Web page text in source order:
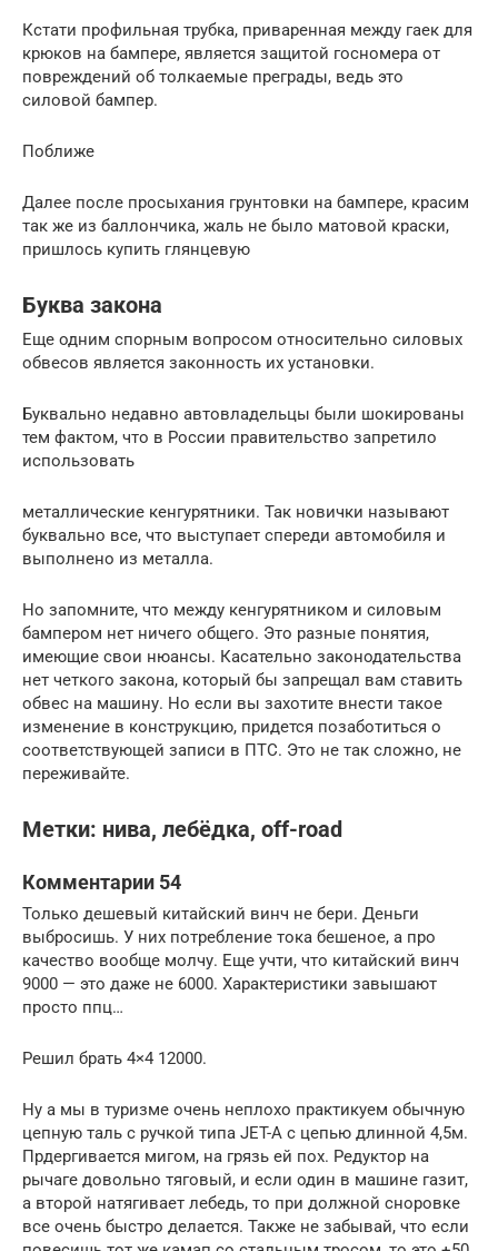
Кстати профильная трубка, приваренная между гаек для
крюков на бампере, является защитой госномера от
повреждений об толкаемые преграды, ведь это
силовой бампер.
Поближе
Далее после просыхания грунтовки на бампере, красим
так же из баллончика, жаль не было матовой краски,
пришлось купить глянцевую
Буква закона
Еще одним спорным вопросом относительно силовых
обвесов является законность их установки.
Буквально недавно автовладельцы были шокированы
тем фактом, что в России правительство запретило
использовать
металлические кенгурятники. Так новички называют
буквально все, что выступает спереди автомобиля и
выполнено из металла.
Но запомните, что между кенгурятником и силовым
бампером нет ничего общего. Это разные понятия,
имеющие свои нюансы. Касательно законодательства
нет четкого закона, который бы запрещал вам ставить
обвес на машину. Но если вы захотите внести такое
изменение в конструкцию, придется позаботиться о
соответствующей записи в ПТС. Это не так сложно, не
переживайте.
Метки: нива, лебёдка, off-road
Комментарии 54
Только дешевый китайский винч не бери. Деньги
выбросишь. У них потребление тока бешеное, а про
качество вообще молчу. Еще учти, что китайский винч
9000 — это даже не 6000. Характеристики завышают
просто ппц…
Решил брать 4×4 12000.
Ну а мы в туризме очень неплохо практикуем обычную
цепную таль с ручкой типа JET-A с цепью длинной 4,5м.
Прдергивается мигом, на грязь ей пох. Редуктор на
рычаге довольно тяговый, и если один в машине газит,
а второй натягивает лебедь, то при должной сноровке
все очень быстро делается. Также не забывай, что если